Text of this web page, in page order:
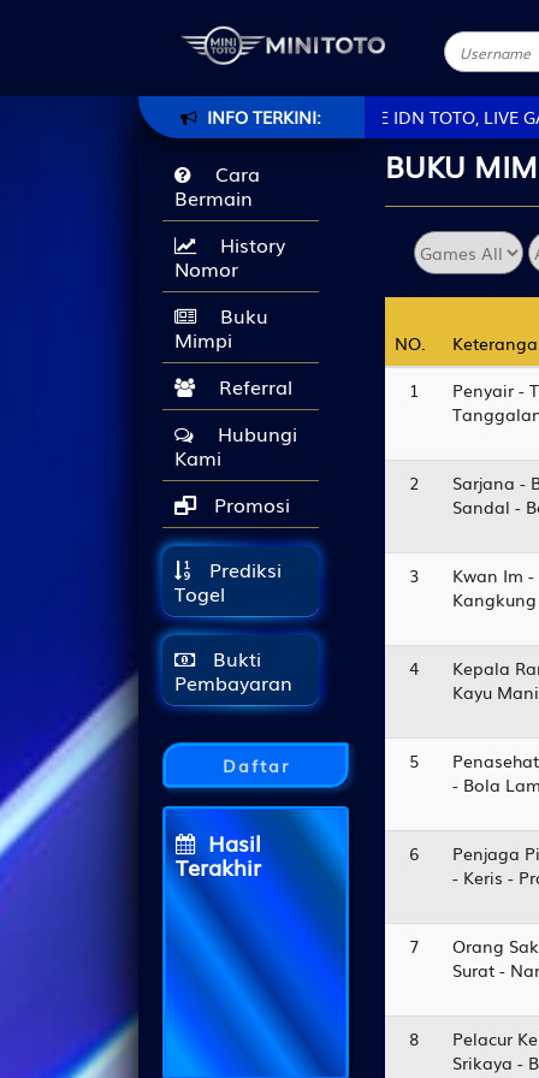
INFO TERKINI:
AGEN TOGEL ONLINE IDN TOTO, LIVE
Cara
Bermain
History
Nomor
Buku
Mimpi
Referral
Hubungi
Kami
Promosi
Prediksi
Togel
Bukti
Pembayaran
Daftar
Hasil
Terakhir
SINGAPORE
0715
CAMBODIA
7607
0119
BUKU
NO.
NO.
1
Penyair -
2
Sarjana -
Sandal -
3
Kwan Im
4
Kepala
Kayu
5
- Bola
6
Penjaga
- Keris -
7
Orang
Surat -
8
Pelacur
Srikaya -